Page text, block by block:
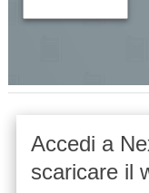
Accedi a
scaricare il